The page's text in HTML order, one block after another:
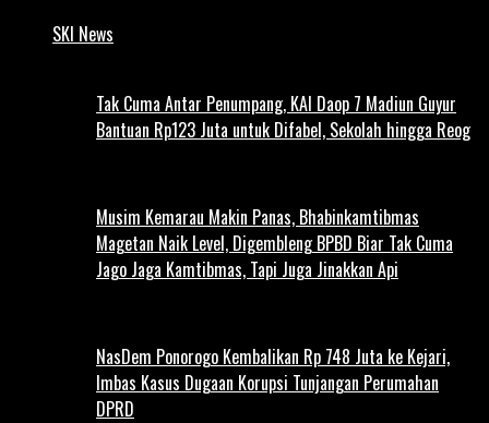
SKI News
Tak Cuma Antar Penumpang, KAI Daop 7 Madiun Guyur
Bantuan Rp123 Juta untuk Difabel, Sekolah hingga Reog
Musim Kemarau Makin Panas, Bhabinkamtibmas
Magetan Naik Level, Digembleng BPBD Biar Tak Cuma
Jago Jaga Kamtibmas, Tapi Juga Jinakkan Api
NasDem Ponorogo Kembalikan Rp 748 Juta ke Kejari,
Imbas Kasus Dugaan Korupsi Tunjangan Perumahan
DPRD